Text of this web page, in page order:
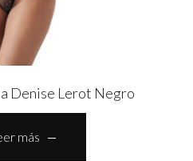
Denise Lerot Negro
más